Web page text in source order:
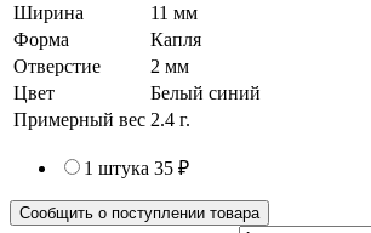
Ширина
11 мм
Форма
Капля
Отверстие
2 мм
Цвет
Белый синий
Примерный вес 2.4 г.
1 штука 35 ₽
Сообщить о поступлении товара